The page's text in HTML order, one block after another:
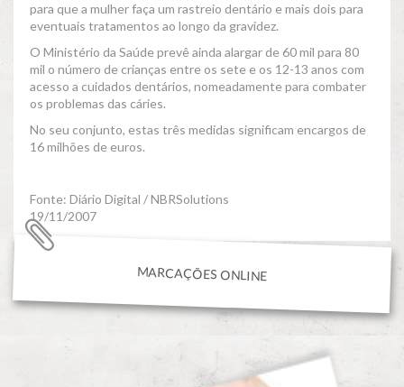
para que a mulher faça um rastreio dentário e mais dois para
eventuais tratamentos ao longo da gravidez.
O Ministério da Saúde prevê ainda alargar de 60 mil para 80
mil o número de crianças entre os sete e os 12-13 anos com
acesso a cuidados dentários, nomeadamente para combater
os problemas das cáries.
No seu conjunto, estas três medidas significam encargos de
16 milhões de euros.
Fonte: Diário Digital / NBRSolutions
19/11/2007
MARCAÇÕES ONLINE